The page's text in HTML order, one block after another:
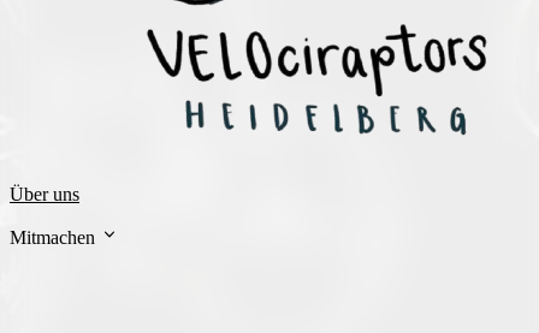
Über uns
Mitmachen